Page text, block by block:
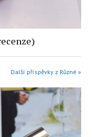
Další příspěvky z Různé »